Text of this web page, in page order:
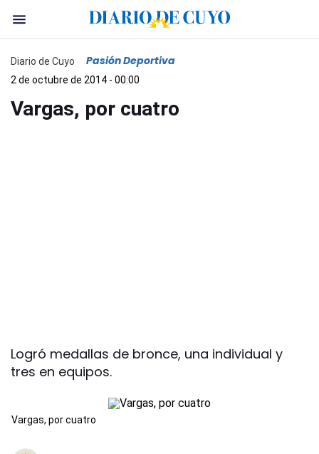
Diario de Cuyo Pasión Deportiva
2 de octubre de 2014 - 00:00
Vargas, por cuatro
Logró medallas de bronce, una individual y
tres en equipos.
Vargas, por cuatro